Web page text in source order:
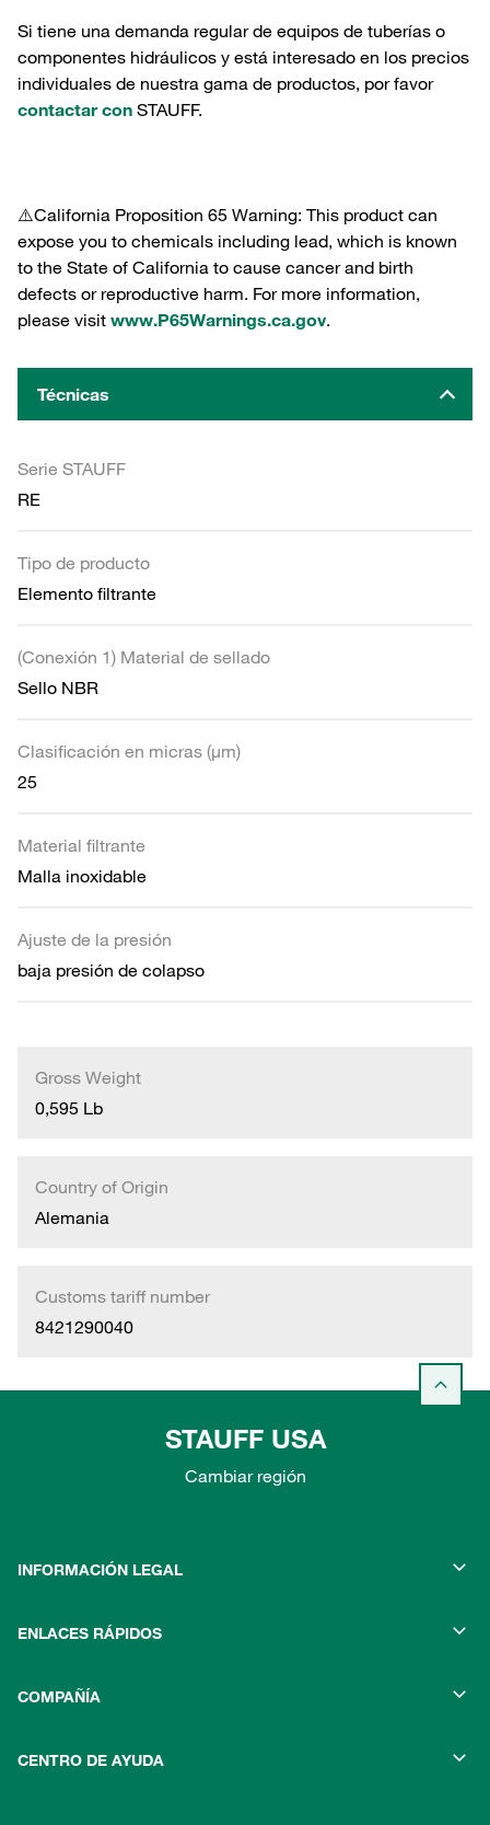
Si tiene una demanda regular de equipos de tuberías o
componentes hidráulicos y está interesado en los precios
individuales de nuestra gama de productos, por favor
contactar con STAUFF.
⚠️California Proposition 65 Warning: This product can
expose you to chemicals including lead, which is known
to the State of California to cause cancer and birth
defects or reproductive harm. For more information,
please visit www.P65Warnings.ca.gov.
Técnicas
Serie STAUFF
RE
Tipo de producto
Elemento filtrante
(Conexión 1) Material de sellado
Sello NBR
Clasificación en micras (µm)
25
Material filtrante
Malla inoxidable
Ajuste de la presión
baja presión de colapso
Gross Weight
0,595 Lb
Country of Origin
Alemania
Customs tariff number
8421290040
STAUFF USA
Cambiar región
INFORMACIÓN LEGAL
ENLACES RÁPIDOS
COMPAÑÍA
CENTRO DE AYUDA